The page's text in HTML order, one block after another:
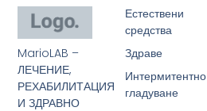
MarioLAB –
ЛЕЧЕНИЕ,
РЕХАБИЛИТАЦИЯ
И ЗДРАВНО
Естествени
средства
Здраве
Интермитентно
гладуване